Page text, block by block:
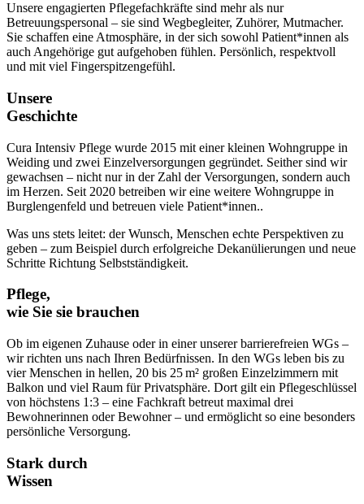
Unsere engagierten Pflegefachkräfte sind mehr als nur
Betreuungspersonal – sie sind Wegbegleiter, Zuhörer, Mutmacher.
Sie schaffen eine Atmosphäre, in der sich sowohl Patient*innen als
auch Angehörige gut aufgehoben fühlen. Persönlich, respektvoll
und mit viel Fingerspitzengefühl.
Unsere
Geschichte
Cura Intensiv Pflege wurde 2015 mit einer kleinen Wohngruppe in
Weiding und zwei Einzelversorgungen gegründet. Seither sind wir
gewachsen – nicht nur in der Zahl der Versorgungen, sondern auch
im Herzen. Seit 2020 betreiben wir eine weitere Wohngruppe in
Burglengenfeld und betreuen viele Patient*innen..
Was uns stets leitet: der Wunsch, Menschen echte Perspektiven zu
geben – zum Beispiel durch erfolgreiche Dekanülierungen und neue
Schritte Richtung Selbstständigkeit.
Pflege,
wie Sie sie brauchen
Ob im eigenen Zuhause oder in einer unserer barrierefreien WGs –
wir richten uns nach Ihren Bedürfnissen. In den WGs leben bis zu
vier Menschen in hellen, 20 bis 25 m² großen Einzelzimmern mit
Balkon und viel Raum für Privatsphäre. Dort gilt ein Pflegeschlüssel
von höchstens 1:3 – eine Fachkraft betreut maximal drei
Bewohnerinnen oder Bewohner – und ermöglicht so eine besonders
persönliche Versorgung.
Stark durch
Wissen